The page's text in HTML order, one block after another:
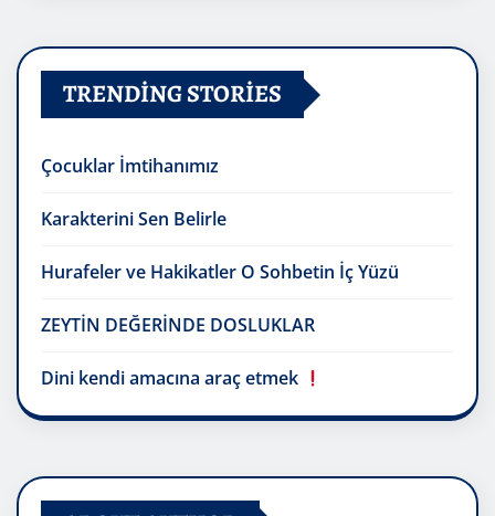
TRENDING STORIES
Çocuklar İmtihanımız
Karakterini Sen Belirle
Hurafeler ve Hakikatler O Sohbetin İç Yüzü
ZEYTİN DEĞERİNDE DOSLUKLAR
Dini kendi amacına araç etmek